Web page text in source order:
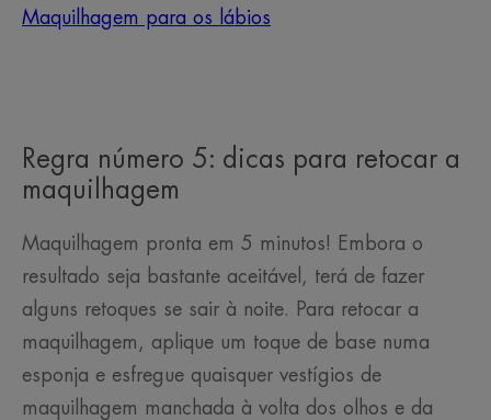
Maquilhagem para os lábios
Regra número 5: dicas para retocar a
maquilhagem
Maquilhagem pronta em 5 minutos! Embora o
resultado seja bastante aceitável, terá de fazer
alguns retoques se sair à noite. Para retocar a
maquilhagem, aplique um toque de base numa
esponja e esfregue quaisquer vestígios de
maquilhagem manchada à volta dos olhos e da